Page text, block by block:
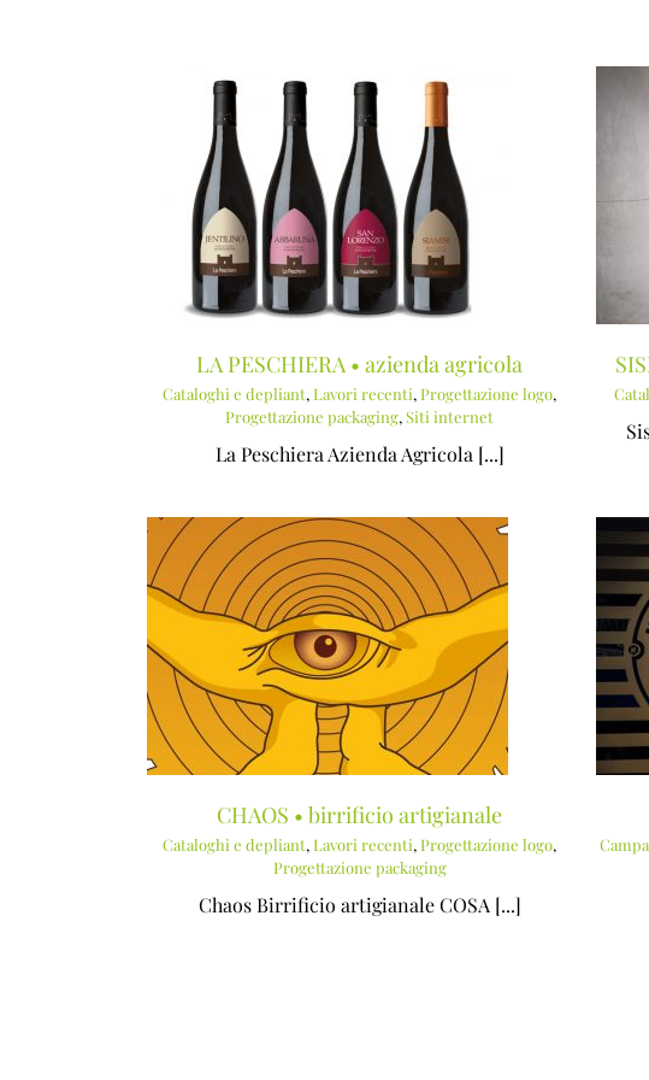
LA PESCHIERA • azienda agricola
Cataloghi e depliant, Lavori recenti, Progettazione logo,
Progettazione packaging,Siti internet
La Peschiera Azienda Agricola [...]
SISEM • Ingegneria e telecomunicazioni
Cataloghi e depliant
Lavori recenti
Progettazione logo
CHAOS • birrificio artigianale
Cataloghi e depliant, Lavori recenti, Progettazione logo,
Progettazione packaging
Chaos Birrificio artigianale COSA [...]
l’ACCADEMIA • Public House
Campagna pubblicitaria
Lavori recenti
Progettazione logo Siti internet